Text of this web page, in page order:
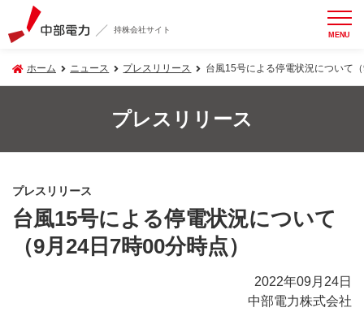
持株会社サイト MENU
ホーム ニュース プレスリリース 台風15号による停電状況について
プレスリリース
プレスリリース
台風15号による停電状況について
（9月24日7時00分時点）
2022年09月24日
中部電力株式会社